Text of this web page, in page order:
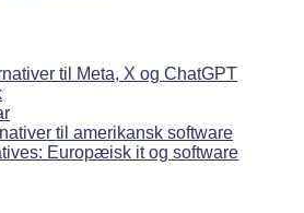
til Meta, X og ChatGPT
til amerikansk software
Europæisk it og software